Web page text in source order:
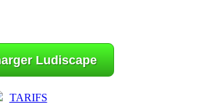
Ludiscape
TARIFS